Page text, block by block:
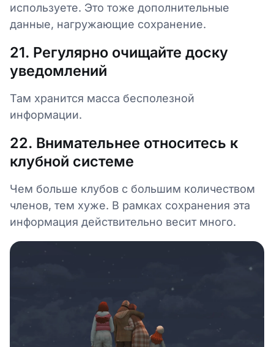
используете. Это тоже дополнительные
данные, нагружающие сохранение.
21. Регулярно очищайте доску
уведомлений
Там хранится масса бесполезной
информации.
22. Внимательнее относитесь к
клубной системе
Чем больше клубов с большим количеством
членов, тем хуже. В рамках сохранения эта
информация действительно весит много.